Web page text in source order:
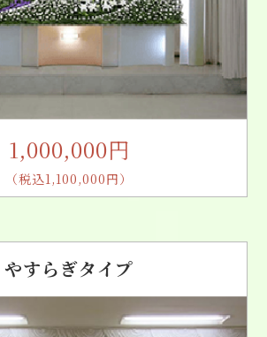
1,000,000円
（税込1,100,000円）
やすらぎタイプ